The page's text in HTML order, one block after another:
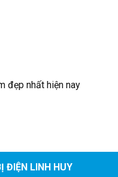
đẹp nhất hiện nay
ĐIỆN LINH HUY